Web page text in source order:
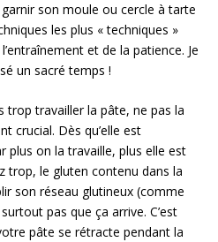
garnir son moule ou cercle à tarte
les plus « techniques »
et de la patience. Je
un sacré temps !
trop travailler la pâte, ne pas la
crucial. Dès qu’elle est
plus on la travaille, plus elle est
trop, le gluten contenu dans la
son réseau glutineux (comme
pas que ça arrive. C’est
pâte se rétracte pendant la